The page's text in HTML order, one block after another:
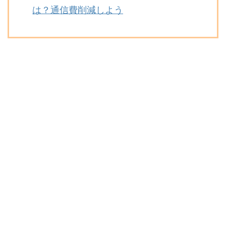
は？通信費削減しよう